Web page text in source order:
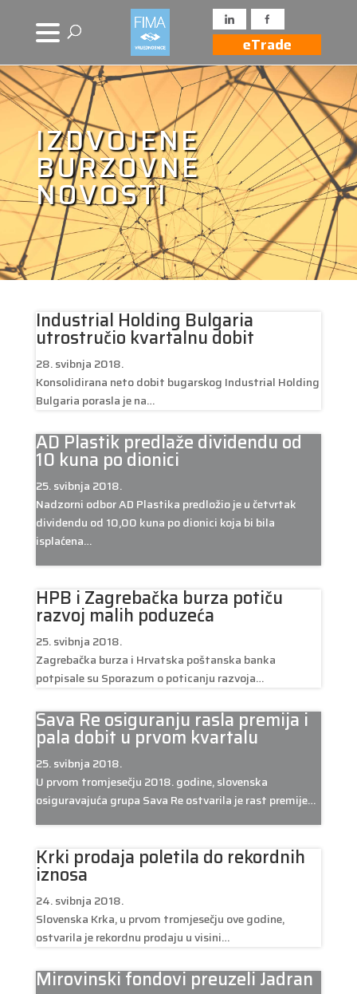
eTrade
IZDVOJENE
BURZOVNE
NOVOSTI
Industrial Holding Bulgaria
utrostručio kvartalnu dobit
28. svibnja 2018.
Konsolidirana neto dobit bugarskog Industrial Holding
Bulgaria porasla je na…
AD Plastik predlaže dividendu od
10 kuna po dionici
25. svibnja 2018.
Nadzorni odbor AD Plastika predložio je u četvrtak
dividendu od 10,00 kuna po dionici koja bi bila
isplaćena…
HPB i Zagrebačka burza potiču
razvoj malih poduzeća
25. svibnja 2018.
Zagrebačka burza i Hrvatska poštanska banka
potpisale su Sporazum o poticanju razvoja…
Sava Re osiguranju rasla premija i
pala dobit u prvom kvartalu
25. svibnja 2018.
U prvom tromjesečju 2018. godine, slovenska
osiguravajuća grupa Sava Re ostvarila je rast premije…
Krki prodaja poletila do rekordnih
iznosa
24. svibnja 2018.
Slovenska Krka, u prvom tromjesečju ove godine,
ostvarila je rekordnu prodaju u visini…
Mirovinski fondovi preuzeli Jadran